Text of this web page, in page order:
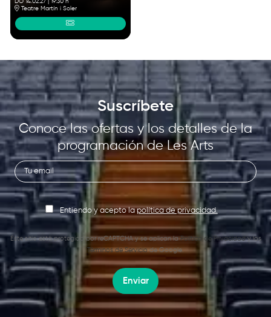
Teatre Martín i Soler
Suscríbete
Conoce las ofertas y los detalles de la
programación de Les Arts
Entiendo y acepto lapolítica de privacidad.
Este sitio está protegido por reCAPTCHA y se aplican laPolítica de Privacidady los
Términos de Serviciode Google.
Enviar